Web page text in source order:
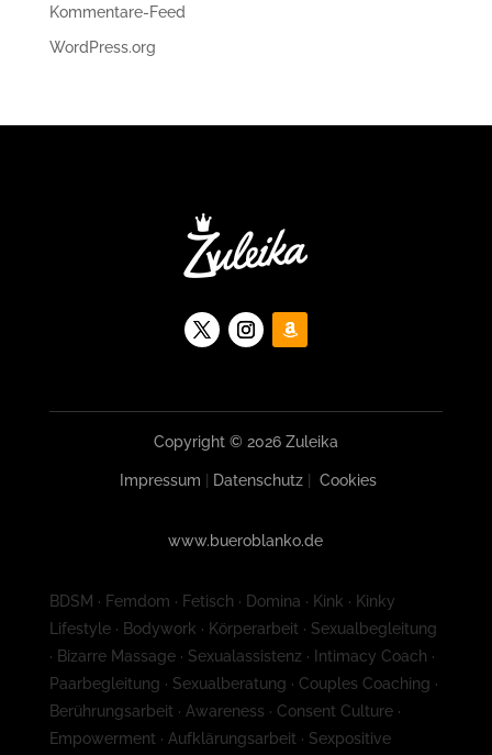
Kommentare-Feed
WordPress.org
Copyright © 2026 Zuleika
Impressum Datenschutz| Cookies
www.bueroblanko.de
BDSM · Femdom · Fetisch · Domina · Kink · Kinky
Lifestyle · Bodywork · Körperarbeit · Sexualbegleitung
· Bizarre Massage · Sexualassistenz · Intimacy Coach ·
Paarbegleitung · Sexualberatung · Couples Coaching ·
Berührungsarbeit · Awareness · Consent Culture ·
Empowerment · Aufklärungsarbeit · Sexpositive